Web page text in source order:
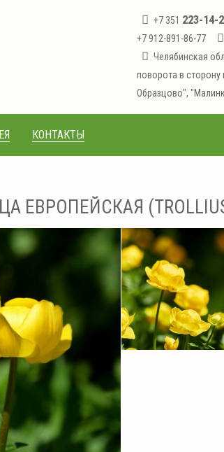
+7 351 223-14-
+7 912-891-86-77
Челябинская
поворота в
Образцово",
КОНТАКТЫ
ЕВРОПЕЙСКАЯ (TROLLIUS